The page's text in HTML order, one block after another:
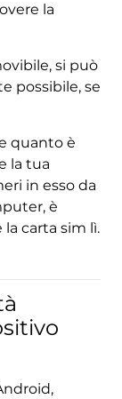
la
si può
possibile, se
quanto è
la tua
in esso da
è
carta sim lì.